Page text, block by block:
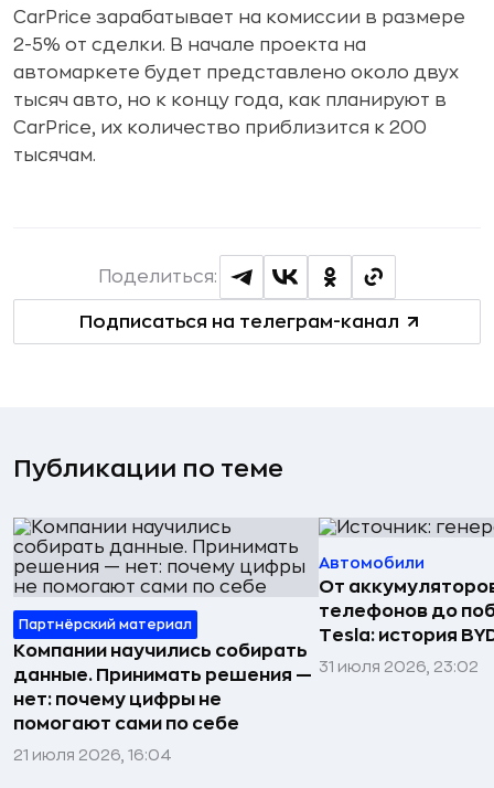
CarPrice зарабатывает на комиссии в размере
2-5% от сделки. В начале проекта на
автомаркете будет представлено около двух
тысяч авто, но к концу года, как планируют в
CarPrice, их количество приблизится к 200
тысячам.
Подписаться на телеграм-канал
Поделиться:
Публикации по теме
Партнёрский материал
Компании научились собирать
данные. Принимать решения —
нет: почему цифры не
помогают сами по себе
21 июля 2026, 16:04
Автомобили
От
телефонов до
Tesla: история
31 июля 2026, 23:02